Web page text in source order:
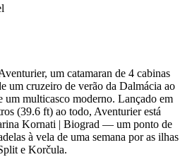
um catamaran de 4 cabinas
um cruzeiro de verão da Dalmácia ao
um multicasco moderno. Lançado em
(39.6 ft) ao todo, Aventurier está
Kornati | Biograd — um ponto de
à vela de uma semana por as ilhas
e Korčula.